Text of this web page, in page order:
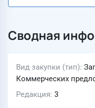
Сводная
Вид закупки (тип)
Коммерческих
Редакция 3